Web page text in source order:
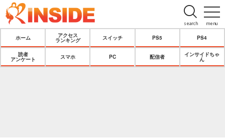
menu
search
ホーム
アクセス
ランキング
スイッチ PS5 PS4
読者
アンケート
スマホ PC 配信者
インサイドちゃ
ん